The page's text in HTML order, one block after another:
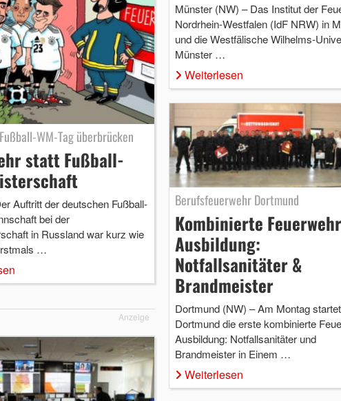
WM-Tag überbrücken
statt Fußball-
Auftritt der deutschen Fußball-
bei der
in Russland war kurz wie
…
Anzeige
Münster (NW) – Das Institut der
Nordrhein-Westfalen (IdF NRW) in
und die Westfälische Wilhelms-
Münster …
Weiterlesen
Berufsfeuerwehr Dortmund
Kombinierte Feuerwehr
Ausbildung:
Notfallsanitäter &
Brandmeister
Dortmund (NW) – Am Montag
Dortmund die erste kombinierte
Ausbildung: Notfallsanitäter und
Brandmeister in Einem …
Weiterlesen